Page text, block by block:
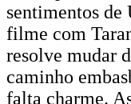
sentimentos
filme com
resolve mudar
caminho
falta charme.